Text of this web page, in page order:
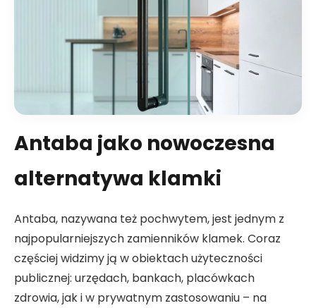
Antaba jako nowoczesna
alternatywa klamki
Antaba, nazywana też pochwytem, jest jednym z
najpopularniejszych zamienników klamek. Coraz
częściej widzimy ją w obiektach użyteczności
publicznej: urzędach, bankach, placówkach
zdrowia, jak i w prywatnym zastosowaniu – na